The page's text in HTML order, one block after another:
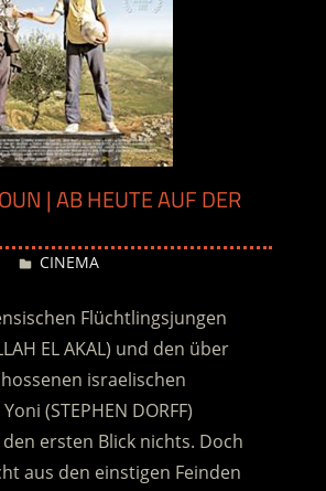
| AB HEUTE AUF DER
Desiree
CINEMA
Flüchtlingsjungen
EL AKAL) und den über
israelischen
(STEPHEN DORFF)
ersten Blick nichts. Doch
aus den einstigen Feinden